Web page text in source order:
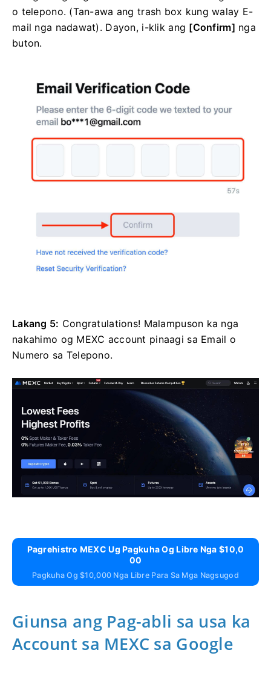
o telepono. (Tan-awa ang trash box kung walay E-
mail nga nadawat). Dayon, i-klikang [Confirm] nga
buton.
Lakang 5: Congratulations! Malampuson ka nga
nakahimo og MEXC account pinaagi sa Email o
Numero sa Telepono.
Pagrehistro MEXC Ug Pagkuha Og Libre Nga $10,0
00
Pagkuha Og $10,000 Nga Libre Para Sa Mga Nagsugod
Giunsa ang Pag-abli sa usa ka
Account sa MEXC sa Google